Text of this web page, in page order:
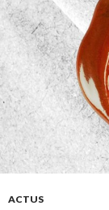
ACTUS